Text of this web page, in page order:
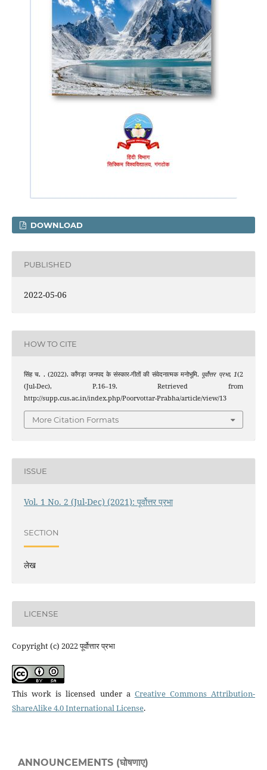
DOWNLOAD
PUBLISHED
2022-05-06
HOW TO CITE
सिंह च. . (2022). काँगड़ा जनपद के संस्कार-गीतों की संवेदनात्मक मनोभूमि. पूर्वोत्तर प्रभा,1(2
(Jul-Dec), P.16–19. Retrieved from
http://supp.cus.ac.in/index.php/Poorvottar-Prabha/article/view/13
More Citation Formats
ISSUE
Vol. 1 No. 2 (Jul-Dec) (2021): पूर्वोत्तर प्रभा
SECTION
लेख
LICENSE
Copyright (c) 2022 पूर्वोत्तार प्रभा
This work is licensed under a Creative Commons Attribution-
ShareAlike 4.0 International License.
ANNOUNCEMENTS (घोषणाए)